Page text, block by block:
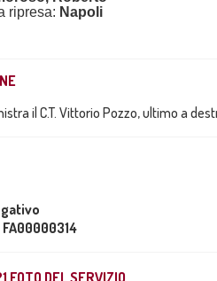
ripresa: Napoli
il C.T. Vittorio Pozzo, ultimo a
FA00000314
FOTO DEL SERVIZIO